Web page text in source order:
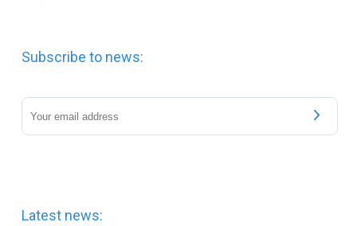
Subscribe to news:
Latest news: